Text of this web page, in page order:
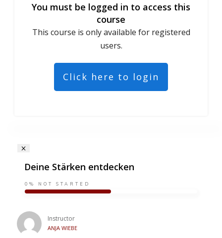
You must be logged in to access this
course
This course is only available for registered
users.
Click here to login
Deine Stärken entdecken
0% NOT STARTED
Instructor
ANJA WIEBE